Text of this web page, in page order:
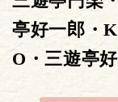
亭好一郎・
O・三遊亭